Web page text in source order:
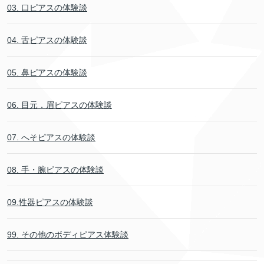
03. 口ピアスの体験談
04. 舌ピアスの体験談
05. 鼻ピアスの体験談
06. 目元．眉ピアスの体験談
07. へそピアスの体験談
08. 手・腕ピアスの体験談
09.性器ピアスの体験談
99. その他のボディピアス体験談